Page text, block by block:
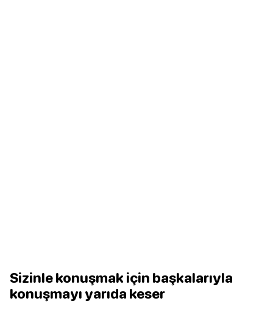
Sizinle konuşmak için başkalarıyla
konuşmayı yarıda keser